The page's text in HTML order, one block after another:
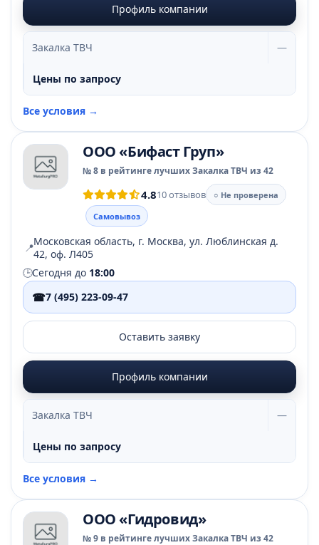
Профиль компании
Закалка ТВЧ —
Цены по запросу
Все условия →
ООО «Бифаст Груп»
№ 8 в рейтинге лучших Закалка ТВЧ из 42
4.810 отзывов
○ Не проверена
Самовывоз
📍Московская область, г. Москва, ул. Люблинская д.
42, оф. Л405
🕒Сегодня до 18:00
☎7 (495) 223-09-47
Оставить заявку
Профиль компании
Закалка ТВЧ —
Цены по запросу
Все условия →
ООО «Гидровид»
№ 9 в рейтинге лучших Закалка ТВЧ из 42